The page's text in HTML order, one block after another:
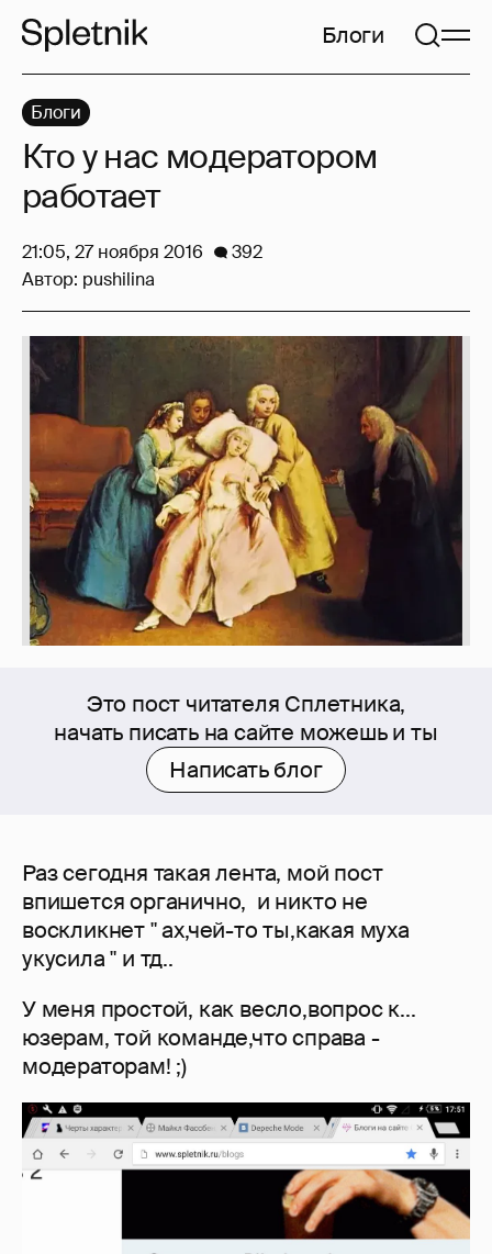
Блоги
Это пост читателя Сплетника,
начать писать на сайте можешь и ты
Написать блог
Раз сегодня такая лента, мой пост
впишется органично, и никто не
воскликнет " ах,чей-то ты,какая муха
укусила " и тд..
У меня простой, как весло,вопрос к...
юзерам, той команде,что справа -
модераторам! ;)
Блоги
Кто у нас модератором
работает
21:05, 27 ноября 2016
392
Автор: pushilina